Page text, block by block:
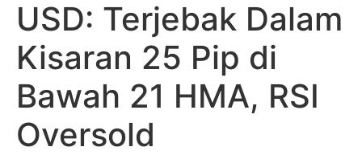
USD: Terjebak Dalam
Kisaran 25 Pip di
Bawah 21 HMA, RSI
Oversold